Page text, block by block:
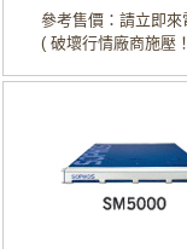
參考售價：請立即來
( 破壞行情廠商施壓